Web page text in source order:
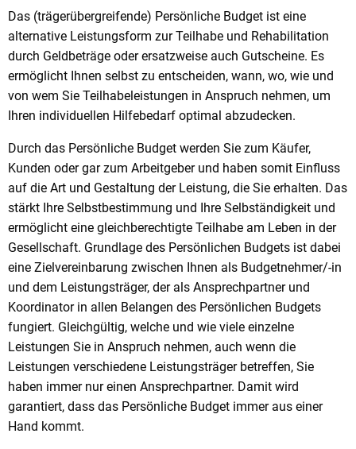
Das (trägerübergreifende) Persönliche Budget ist eine
alternative Leistungsform zur Teilhabe und Rehabilitation
durch Geldbeträge oder ersatzweise auch Gutscheine. Es
ermöglicht Ihnen selbst zu entscheiden, wann, wo, wie und
von wem Sie Teilhabeleistungen in Anspruch nehmen, um
Ihren individuellen Hilfebedarf optimal abzudecken.
Durch das Persönliche Budget werden Sie zum Käufer,
Kunden oder gar zum Arbeitgeber und haben somit Einfluss
auf die Art und Gestaltung der Leistung, die Sie erhalten. Das
stärkt Ihre Selbstbestimmung und Ihre Selbständigkeit und
ermöglicht eine gleichberechtigte Teilhabe am Leben in der
Gesellschaft. Grundlage des Persönlichen Budgets ist dabei
eine Zielvereinbarung zwischen Ihnen als Budgetnehmer/-in
und dem Leistungsträger, der als Ansprechpartner und
Koordinator in allen Belangen des Persönlichen Budgets
fungiert. Gleichgültig, welche und wie viele einzelne
Leistungen Sie in Anspruch nehmen, auch wenn die
Leistungen verschiedene Leistungsträger betreffen, Sie
haben immer nur einen Ansprechpartner. Damit wird
garantiert, dass das Persönliche Budget immer aus einer
Hand kommt.